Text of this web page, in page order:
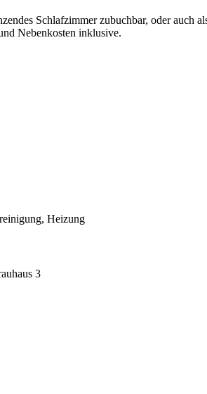
Schlafzimmer zubuchbar, oder
Nebenkosten inklusive.
Heizung
3